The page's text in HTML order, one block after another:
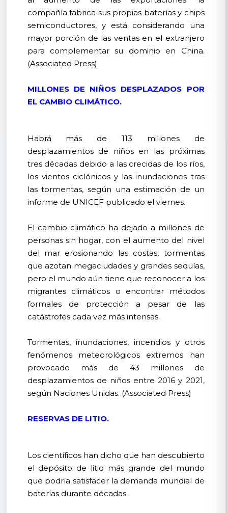
compañía fabrica sus propias baterías y chips
semiconductores, y está considerando una
mayor porción de las ventas en el extranjero
para complementar su dominio en China.
(Associated Press)
MILLONES DE NIÑOS DESPLAZADOS POR
EL CAMBIO CLIMÁTICO.
Habrá más de 113 millones de
desplazamientos de niños en las próximas
tres décadas debido a las crecidas de los ríos,
los vientos ciclónicos y las inundaciones tras
las tormentas, según una estimación de un
informe de UNICEF publicado el viernes.
El cambio climático ha dejado a millones de
personas sin hogar, con el aumento del nivel
del mar erosionando las costas, tormentas
que azotan megaciudades y grandes sequías,
pero el mundo aún tiene que reconocer a los
migrantes climáticos o encontrar métodos
formales de protección a pesar de las
catástrofes cada vez más intensas.
Tormentas, inundaciones, incendios y otros
fenómenos meteorológicos extremos han
provocado más de 43 millones de
desplazamientos de niños entre 2016 y 2021,
según Naciones Unidas. (Associated Press)
RESERVAS DE LITIO.
Los científicos han dicho que han descubierto
el depósito de litio más grande del mundo
que podría satisfacer la demanda mundial de
baterías durante décadas.